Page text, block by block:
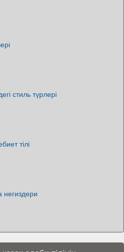
стиль түрлері
тілі
негиздери